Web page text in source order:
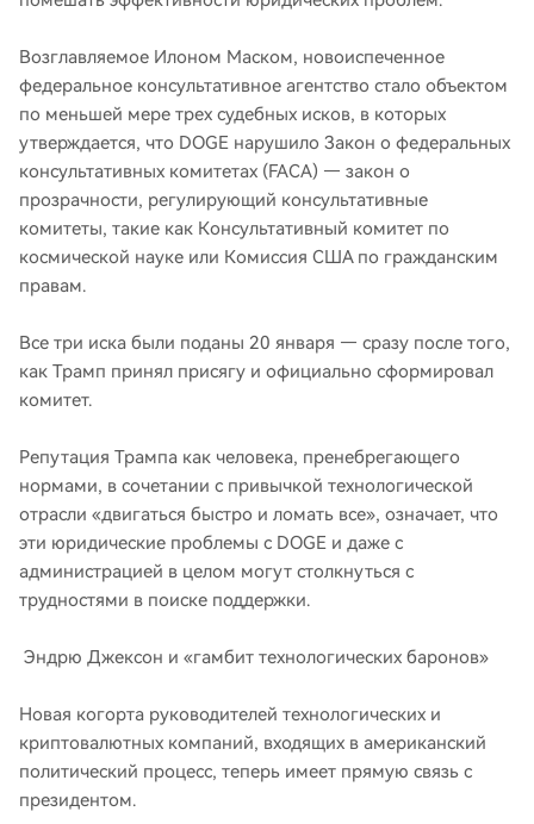
Возглавляемое Илоном Маском, новоиспеченное
федеральное консультативное агентство стало объектом
по меньшей мере трех судебных исков, в которых
утверждается, что DOGE нарушило Закон о федеральных
консультативных комитетах (FACA) — закон о
прозрачности, регулирующий консультативные
комитеты, такие как Консультативный комитет по
космической науке или Комиссия США по гражданским
правам.
Все три иска были поданы 20 января — сразу после того,
как Трамп принял присягу и официально сформировал
комитет.
Репутация Трампа как человека, пренебрегающего
нормами, в сочетании с привычкой технологической
отрасли «двигаться быстро и ломать все», означает, что
эти юридические проблемы с DOGE и даже с
администрацией в целом могут столкнуться с
трудностями в поиске поддержки.
Эндрю Джексон и «гамбит технологических баронов»
Новая когорта руководителей технологических и
криптовалютных компаний, входящих в американский
политический процесс, теперь имеет прямую связь с
президентом.